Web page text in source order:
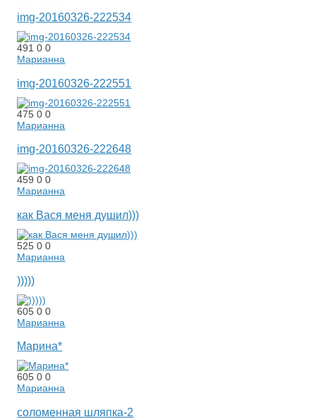
img-20160326-222534
49100
Марианна
img-20160326-222551
47500
Марианна
img-20160326-222648
45900
Марианна
как Вася меня душил)))
52500
Марианна
)))))
60500
Марианна
Марина*
60500
Марианна
соломенная шляпка-2